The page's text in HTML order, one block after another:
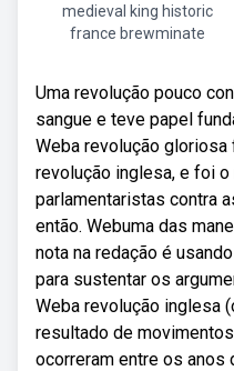
medieval king historic
france brewminate
Uma revolução pouco
sangue e teve papel
Weba revolução
revolução inglesa, e foi
parlamentaristas contra
então. Webuma das
nota na redação é
para sustentar os
Weba revolução inglesa
resultado de
ocorreram entre os anos